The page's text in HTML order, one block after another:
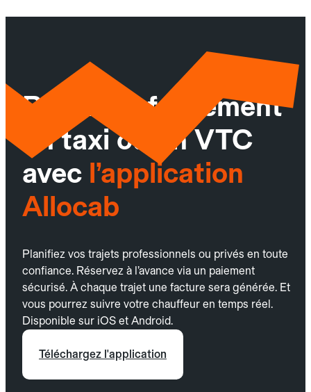
Réservez facilement
un taxi ou un VTC
avec l’application
Allocab
Planifiez vos trajets professionnels ou privés en toute
confiance. Réservez à l’avance via un paiement
sécurisé. À chaque trajet une facture sera générée. Et
vous pourrez suivre votre chauffeur en temps réel.
Disponible sur iOS et Android.
Téléchargez l'application